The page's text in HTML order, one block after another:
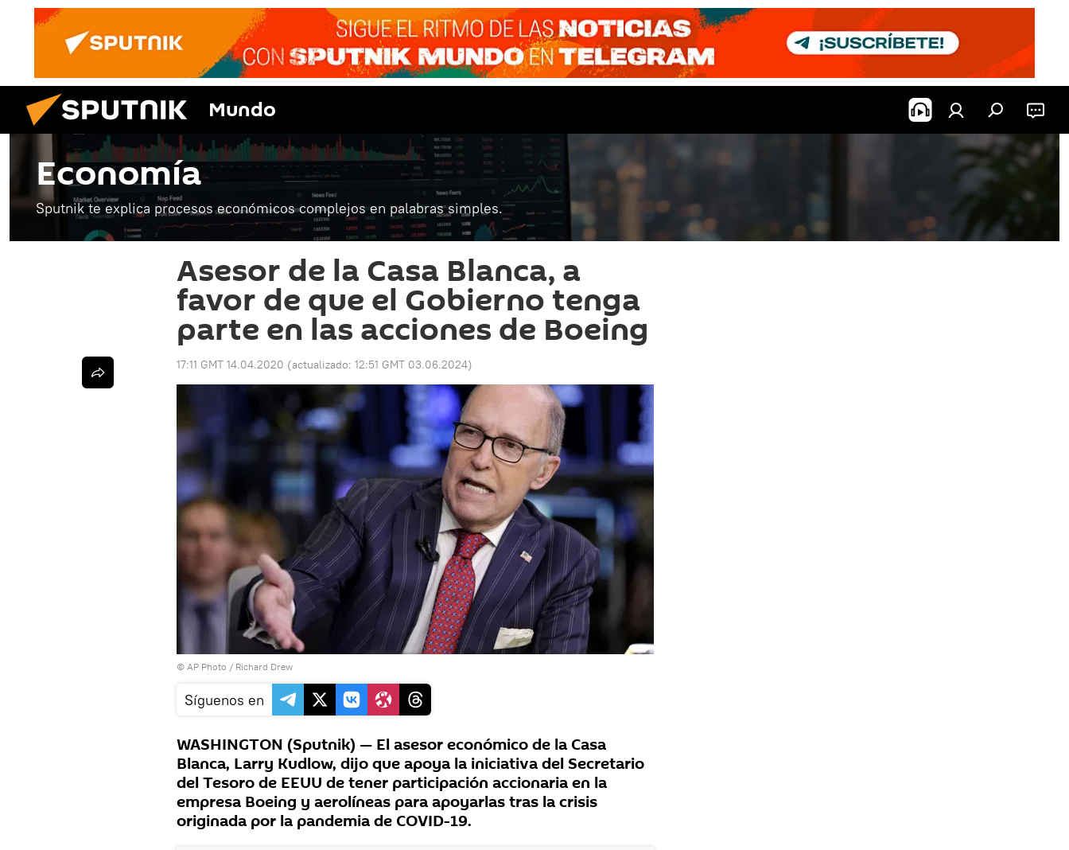
Mundo
Economía
Sputnik te explica procesos económicos complejos en palabras simples.
Asesor de la Casa Blanca, a
favor de que el Gobierno tenga
parte en las acciones de Boeing
17:11 GMT 14.04.2020 (actualizado: 12:51 GMT 03.06.2024)
© AP Photo / Richard Drew
Síguenos en
WASHINGTON (Sputnik) — El asesor económico de la Casa
Blanca, Larry Kudlow, dijo que apoya la iniciativa del Secretario
del Tesoro de EEUU de tener participación accionaria en la
empresa Boeing y aerolíneas para apoyarlas tras la crisis
originada por la pandemia de COVID-19.